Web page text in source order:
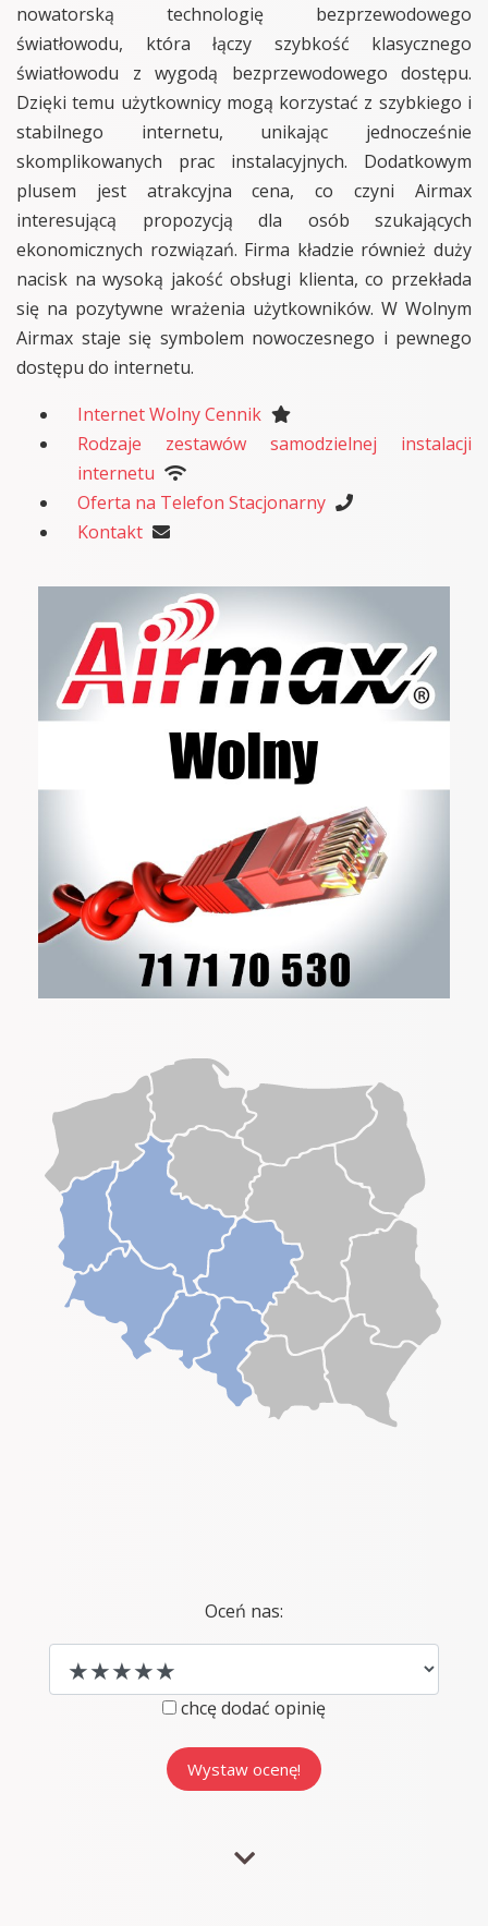
nowatorską technologię bezprzewodowego
światłowodu, która łączy szybkość klasycznego
światłowodu z wygodą bezprzewodowego dostępu.
Dzięki temu użytkownicy mogą korzystać z szybkiego i
stabilnego internetu, unikając jednocześnie
skomplikowanych prac instalacyjnych. Dodatkowym
plusem jest atrakcyjna cena, co czyni Airmax
interesującą propozycją dla osób szukających
ekonomicznych rozwiązań. Firma kładzie również duży
nacisk na wysoką jakość obsługi klienta, co przekłada
się na pozytywne wrażenia użytkowników. W Wolnym
Airmax staje się symbolem nowoczesnego i pewnego
dostępu do internetu.
Internet Wolny Cennik
Rodzaje zestawów samodzielnej instalacji
internetu
Oferta na Telefon Stacjonarny
Kontakt
Oceń nas:
chcę dodać opinię